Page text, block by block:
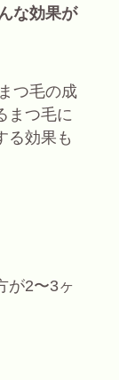
な効果が
つ毛の成
まつ毛に
る効果も
が2〜3ヶ